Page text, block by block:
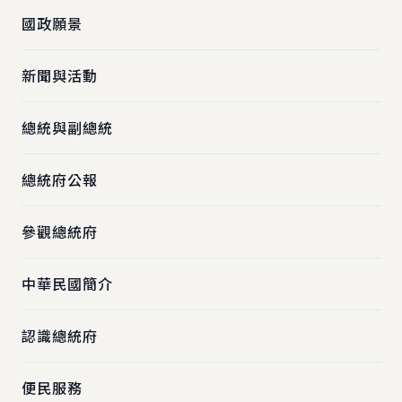
國政願景
新聞與活動
總統與副總統
總統府公報
參觀總統府
中華民國簡介
認識總統府
便民服務